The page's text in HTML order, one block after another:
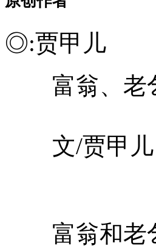
◎:贾甲儿
富翁、老
文/贾甲儿
富翁和老